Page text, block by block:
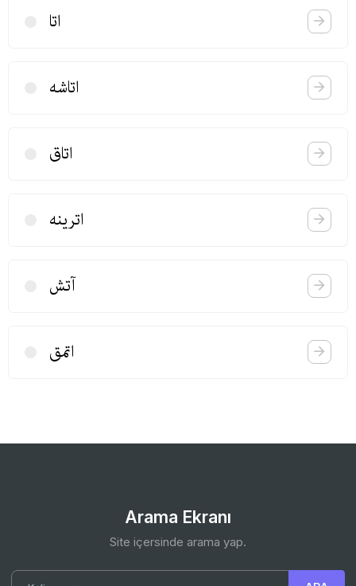
اتا
اتاشه
اتاق
اترینه
آتش
اتمق
Arama Ekranı
Site içersinde arama yap.